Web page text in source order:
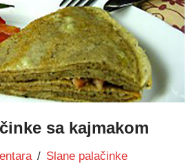
sa kajmakom
Slane palačinke